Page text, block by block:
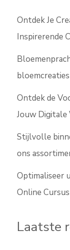
Ontdek Je
Inspirerende
Ontdek de
Jouw Digitale
Stijlvolle
ons
Optimaliseer
Online Cursus
Laatste